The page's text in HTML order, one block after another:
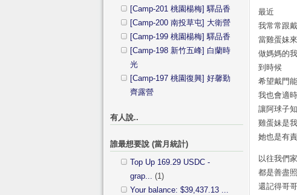
最近
我常常跟
當雞蛋妹
做媽媽的
到時候
希望戴門
我也會適
讓阿球子
雞蛋妹是
她也是有
以往我們
都是善盡
還記得哥
[Camp-201 桃園楊梅] 驛品香
[Camp-200 南投草屯] 大衛營
[Camp-199 桃園楊梅] 驛品香
[Camp-198 新竹五峰] 白蘭時
光
[Camp-197 桃園復興] 好馨勤
齊露營
有人說..
誰最想要說 (當月統計)
Top Up 169.29 USDC -
grap... (1)
Your balance: $39,437.13 ...